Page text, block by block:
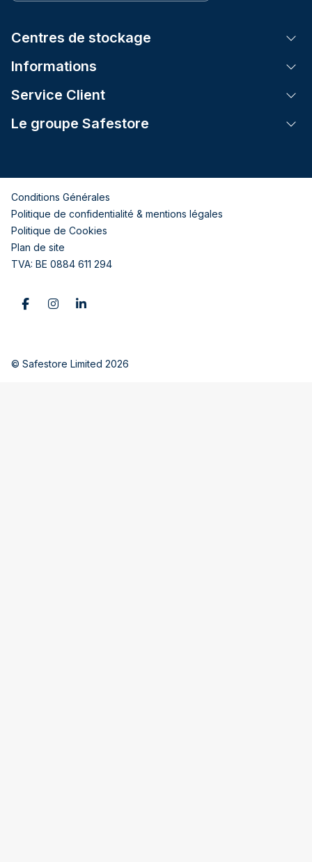
Centres de stockage
Informations
Service Client
Le groupe Safestore
Conditions Générales
Politique de confidentialité & mentions légales
Politique de Cookies
Plan de site
TVA: BE 0884 611 294
© Safestore Limited 2026